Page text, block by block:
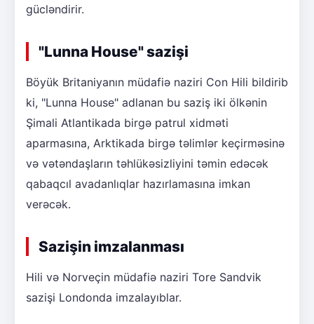
gücləndirir.
"Lunna House" sazişi
Böyük Britaniyanın müdafiə naziri Con Hili bildirib
ki, "Lunna House" adlanan bu saziş iki ölkənin
Şimali Atlantikada birgə patrul xidməti
aparmasına, Arktikada birgə təlimlər keçirməsinə
və vətəndaşların təhlükəsizliyini təmin edəcək
qabaqcıl avadanlıqlar hazırlamasına imkan
verəcək.
Sazişin imzalanması
Hili və Norveçin müdafiə naziri Tore Sandvik
sazişi Londonda imzalayıblar.